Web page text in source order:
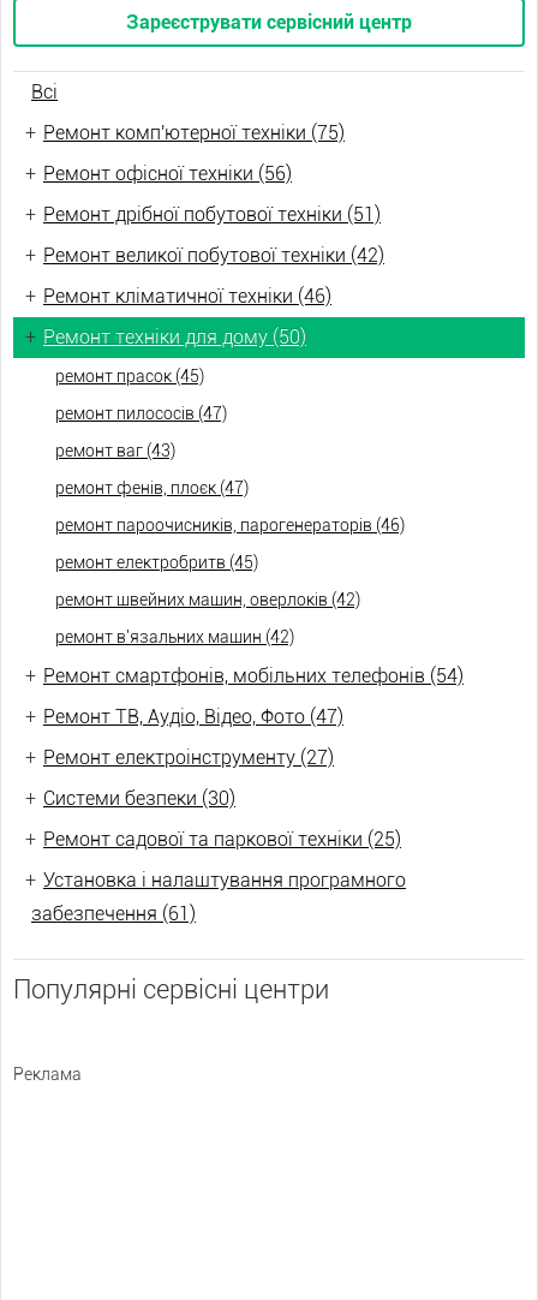
Зареєструвати сервісний центр
Всі
+ Ремонт комп'ютерної техніки (75)
+ Ремонт офісної техніки (56)
+ Ремонт дрібної побутової техніки (51)
+ Ремонт великої побутової техніки (42)
+ Ремонт кліматичної техніки (46)
+ Ремонт техніки для дому (50)
ремонт прасок (45)
ремонт пилососів (47)
ремонт ваг (43)
ремонт фенів, плоєк (47)
ремонт пароочисників, парогенераторів (46)
ремонт електробритв (45)
ремонт швейних машин, оверлоків (42)
ремонт в'язальних машин (42)
+ Ремонт смартфонів, мобільних телефонів (54)
+ Ремонт ТВ, Аудіо, Відео, Фото (47)
+ Ремонт електроінструменту (27)
+ Системи безпеки (30)
+ Ремонт садової та паркової техніки (25)
+ Установка і налаштування програмного
забезпечення (61)
Популярні сервісні центри
Реклама